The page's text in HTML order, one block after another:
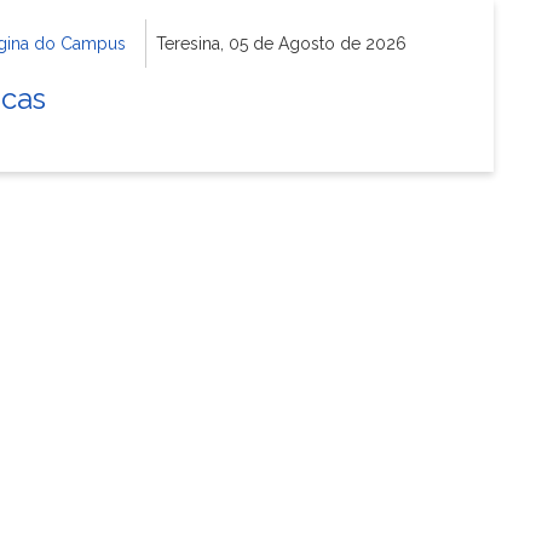
do Campus Teresina, 05 de Agosto de 2026